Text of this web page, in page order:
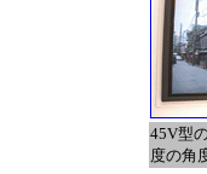
45V型
度の角